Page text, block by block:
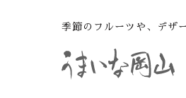
季節のフルーツや、デザ